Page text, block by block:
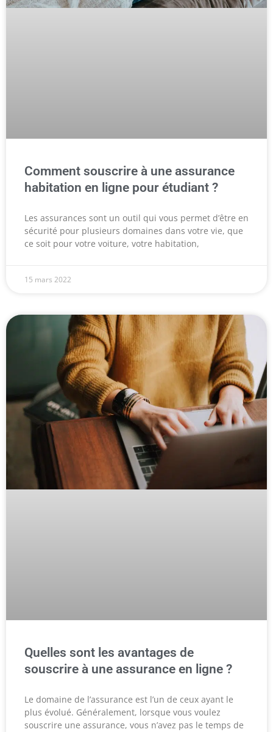
Comment souscrire à une assurance
habitation en ligne pour étudiant ?
Les assurances sont un outil qui vous permet d’être en
sécurité pour plusieurs domaines dans votre vie, que
ce soit pour votre voiture, votre habitation,
15 mars 2022
Quelles sont les avantages de
souscrire à une assurance en ligne ?
Le domaine de l’assurance est l’un de ceux ayant le
plus évolué. Généralement, lorsque vous voulez
souscrire une assurance, vous n’avez pas le temps de